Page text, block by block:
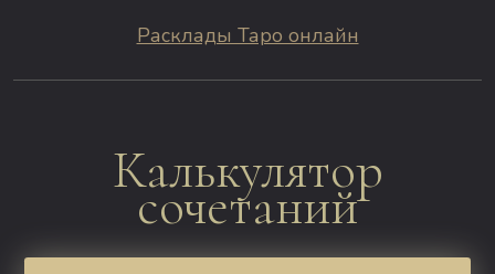
Расклады Таро онлайн
Калькулятор
сочетаний